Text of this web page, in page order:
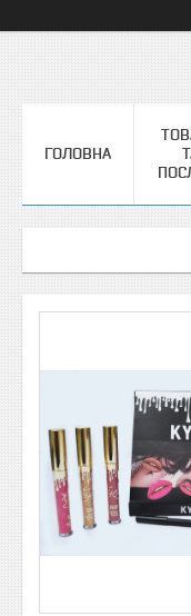
ГОЛОВНА